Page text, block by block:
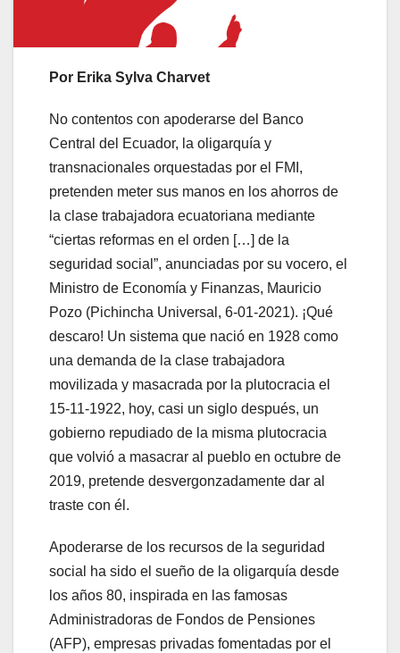
Por Erika Sylva Charvet
No contentos con apoderarse del Banco
Central del Ecuador, la oligarquía y
transnacionales orquestadas por el FMI,
pretenden meter sus manos en los ahorros de
la clase trabajadora ecuatoriana mediante
“ciertas reformas en el orden […] de la
seguridad social”, anunciadas por su vocero, el
Ministro de Economía y Finanzas, Mauricio
Pozo (Pichincha Universal, 6-01-2021). ¡Qué
descaro! Un sistema que nació en 1928 como
una demanda de la clase trabajadora
movilizada y masacrada por la plutocracia el
15-11-1922, hoy, casi un siglo después, un
gobierno repudiado de la misma plutocracia
que volvió a masacrar al pueblo en octubre de
2019, pretende desvergonzadamente dar al
traste con él.
Apoderarse de los recursos de la seguridad
social ha sido el sueño de la oligarquía desde
los años 80, inspirada en las famosas
Administradoras de Fondos de Pensiones
(AFP), empresas privadas fomentadas por el